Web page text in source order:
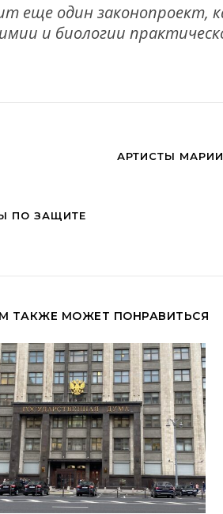
еще один законопроект,
и биологии
ПО ЗАЩИТЕ
АРТИСТЫ
ТАКЖЕ МОЖЕТ ПОНРАВИТЬСЯ